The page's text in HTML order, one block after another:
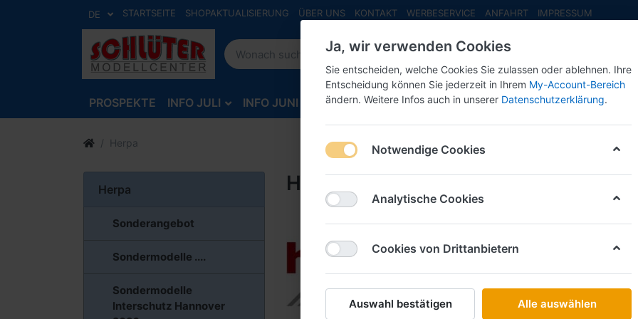
DE STARTSEITE SHOPAKTUALISIERUNG ÜBER UNS KONTAKT WERBESERVICE ANFAHRT IMPRESSUM
PROSPEKTE INFO JULI INFO JUNI INFO MAI NEU EINGETROFFEN NEUHEITEN
Herpa
Herpa
Sonderangebot
Sondermodelle ....
Sondermodelle
Interschutz Hannover
Herpa
Ja, wir verwenden Cookies
Sie entscheiden, welche Cookies Sie zulassen oder ablehnen. Ihre
Entscheidung können Sie jederzeit in Ihrem My-Account-Bereich
ändern. Weitere Infos auch in unserer Datenschutzerklärung.
Notwendige Cookies
Analytische Cookies
Cookies von Drittanbietern
Auswahl bestätigen Alle auswählen